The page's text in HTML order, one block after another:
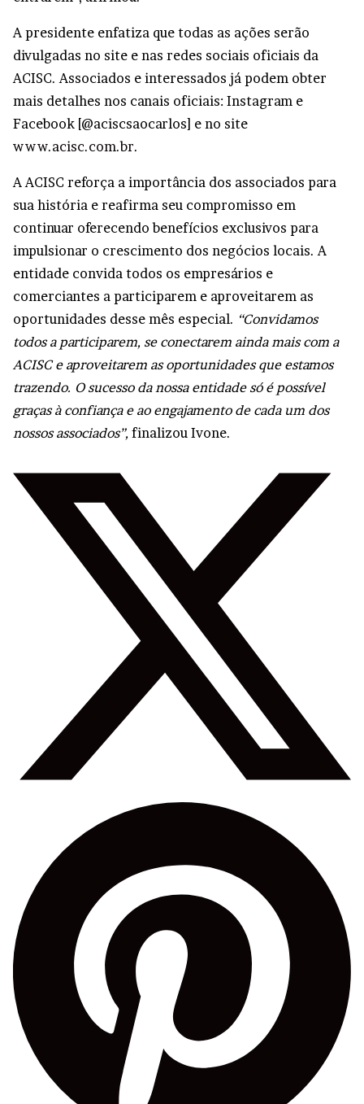
A presidente enfatiza que todas as ações serão
divulgadas no site e nas redes sociais oficiais da
ACISC. Associados e interessados já podem obter
mais detalhes nos canais oficiais: Instagram e
Facebook [@aciscsaocarlos] e no site
www.acisc.com.br.
A ACISC reforça a importância dos associados para
sua história e reafirma seu compromisso em
continuar oferecendo benefícios exclusivos para
impulsionar o crescimento dos negócios locais. A
entidade convida todos os empresários e
comerciantes a participarem e aproveitarem as
oportunidades desse mês especial. “Convidamos
todos a participarem, se conectarem ainda mais com a
ACISC e aproveitarem as oportunidades que estamos
trazendo. O sucesso da nossa entidade só é possível
graças à confiança e ao engajamento de cada um dos
nossos associados”, finalizou Ivone.